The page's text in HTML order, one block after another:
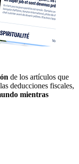
de los artículos que
deducciones fiscales,
mientras